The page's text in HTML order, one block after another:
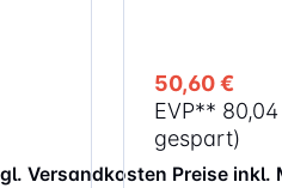
Versandkosten
50,60 €
EVP**
gespart)
Preise inkl.